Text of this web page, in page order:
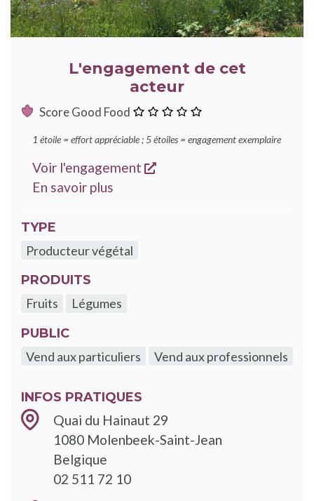
L'engagement de cet
acteur
Score Good Food
étoile
1 étoile = effort appréciable ; 5 étoiles = engagement exemplaire
Voir l'engagement
s'ouvre dans une
En savoir plus
TYPE
Producteur végétal
PRODUITS
Fruits
Légumes
PUBLIC
Vend aux particuliers
Vend aux professionnels
INFOS PRATIQUES
Quai du Hainaut 29
1080 Molenbeek-Saint-Jean
Belgique
02 511 72 10